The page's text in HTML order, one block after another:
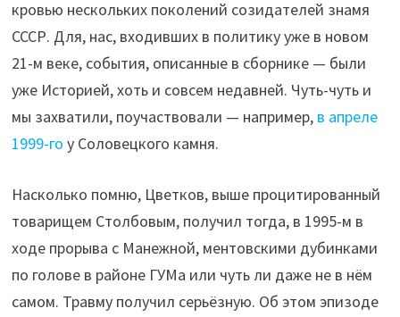
кровью нескольких поколений созидателей знамя
СССР. Для, нас, входивших в политику уже в новом
21-м веке, события, описанные в сборнике — были
уже Историей, хоть и совсем недавней. Чуть-чуть и
мы захватили, поучаствовали — например,в апреле
1999-го у Соловецкого камня.
Насколько помню, Цветков, выше процитированный
товарищем Столбовым, получил тогда, в 1995-м в
ходе прорыва с Манежной, ментовскими дубинками
по голове в районе ГУМа или чуть ли даже не в нём
самом. Травму получил серьёзную. Об этом эпизоде